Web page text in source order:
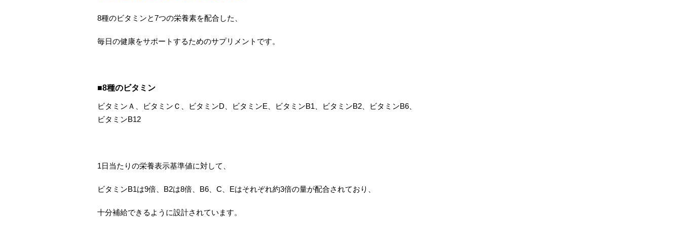
8種のビタミンと7つの栄養素を配合した、
毎日の健康をサポートするためのサプリメントです。
■8種のビタミン
ビタミンＡ、ビタミンＣ、ビタミンD、ビタミンE、ビタミンB1、ビタミンB2、ビタミンB6、
ビタミンB12
1日当たりの栄養表示基準値に対して、
ビタミンB1は9倍、B2は8倍、B6、C、Eはそれぞれ約3倍の量が配合されており、
十分補給できるように設計されています。